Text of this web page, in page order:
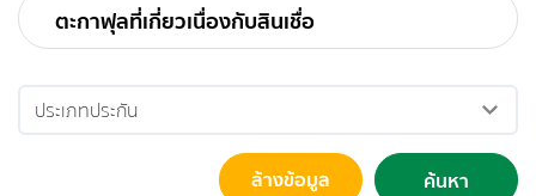
ตะกาฟุลที่เกี่ยวเนื่องกับสินเชื่อ
ล้างข้อมูล